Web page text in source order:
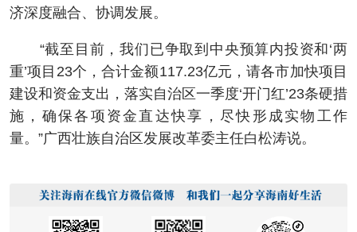
济深度融合、协调发展。
“截至目前，我们已争取到中央预算内投资和‘两
重’项目23个，合计金额117.23亿元，请各市加快项目
建设和资金支出，落实自治区一季度‘开门红’23条硬措
施，确保各项资金直达快享，尽快形成实物工作
量。”广西壮族自治区发展改革委主任白松涛说。